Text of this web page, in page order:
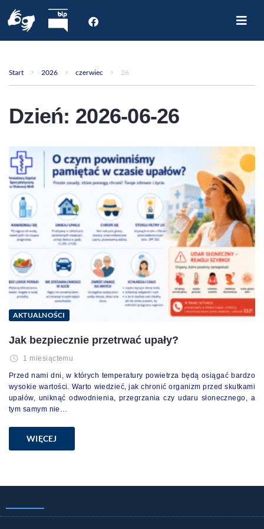
Poradnie
Aktualności
Kontakt
Start 2026 czerwiec 26
Dzień: 2026-06-26
AKTUALNOŚCI
Jak bezpiecznie przetrwać upały?
1 miesiąctemu
Przed nami dni, w których temperatury powietrza będą osiągać bardzo
wysokie wartości. Warto wiedzieć, jak chronić organizm przed skutkami
upałów, uniknąć odwodnienia, przegrzania czy udaru słonecznego, a
tym samym nie…
WIĘCEJ